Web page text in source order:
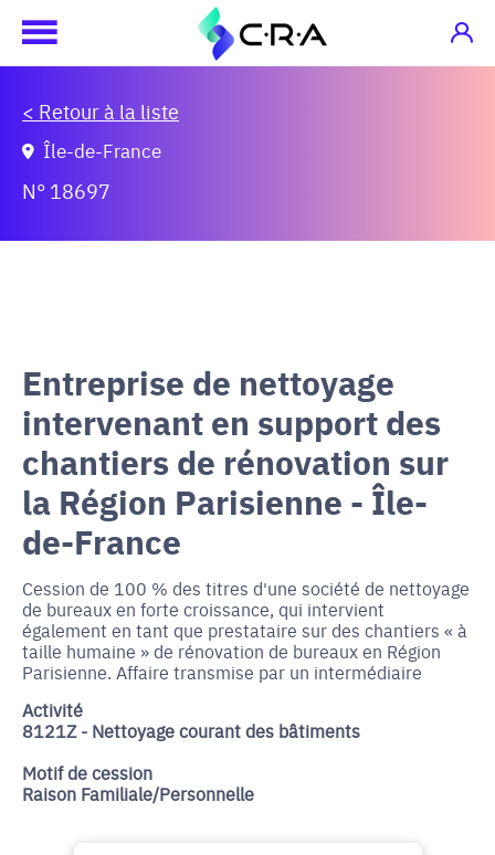
< Retour à la liste
N° 18697
Île-de-France
Entreprise de nettoyage
intervenant en support des
chantiers de rénovation sur
la Région Parisienne - Île-
de-France
Cession de 100 % des titres d'une société de nettoyage
de bureaux en forte croissance, qui intervient
également en tant que prestataire sur des chantiers « à
taille humaine » de rénovation de bureaux en Région
Parisienne. Affaire transmise par un intermédiaire
Activité
8121Z - Nettoyage courant des bâtiments
Motif de cession
Raison Familiale/Personnelle